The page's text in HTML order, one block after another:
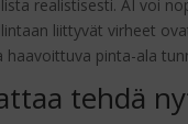
realistisesti. AI voi
liittyvät virheet
pinta-ala
tehdä